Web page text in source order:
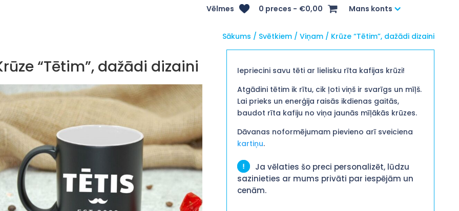
Vēlmes Mans konts
0 preces €0,00
Sākums / Svētkiem /Viņam / Krūze “Tētim”, dažādi dizaini
“Tētim”, dažādi dizaini
Iepriecini savu tēti ar lielisku rīta kafijas krūzi!
Atgādini tētim ik rītu, cik ļoti viņš ir svarīgs un mīļš.
Lai prieks un enerģija raisās ikdienas gaitās,
baudot rīta kafiju no viņa jaunās mīļākās krūzes.
Dāvanas noformējumam pievieno arī sveiciena
kartiņu.
Ja vēlaties šo preci personalizēt, lūdzu
sazinieties ar mums privāti par iespējām un
cenām.